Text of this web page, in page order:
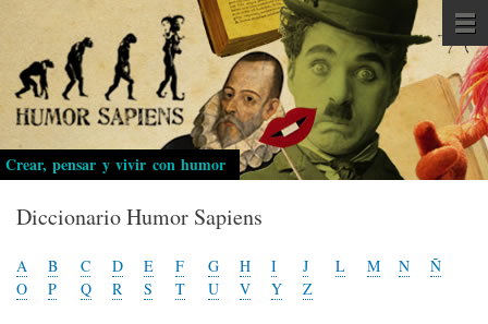
Pasar
al
contenido
principal
Crear, pensar y vivir con humor
Diccionario Humor Sapiens
A B C D E F G H I J L M N
Ñ
O
P Q R S T U V Y Z